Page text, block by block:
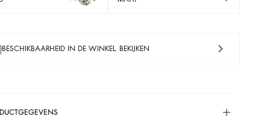
BESCHIKBAARHEID IN DE WINKEL BEKIJKEN